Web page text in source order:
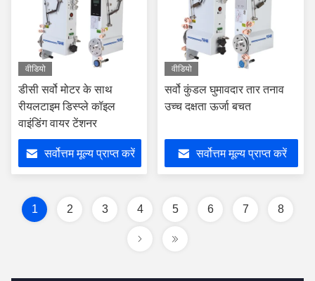
वीडियो
डीसी सर्वो मोटर के साथ
रीयलटाइम डिस्प्ले कॉइल
वाइंडिंग वायर टेंशनर
सर्वोत्तम मूल्य प्राप्त करें
वीडियो
सर्वो कुंडल घुमावदार तार तनाव
उच्च दक्षता ऊर्जा बचत
सर्वोत्तम मूल्य प्राप्त करें
1 2 3 4 5 6 7 8